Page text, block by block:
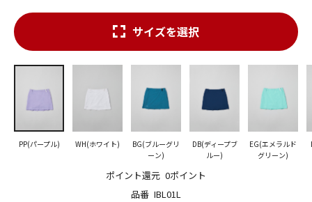
品番 IBL01L
ポイント還元 0ポイント
サイズを選択
PP(パープル) WH(ホワイト)
BG(ブルーグリ
ーン)
DB(ディープブ
ルー)
EG(エメラルド
グリーン)